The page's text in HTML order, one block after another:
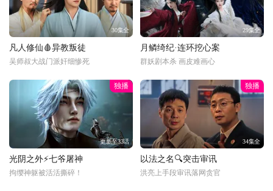
30集全
凡人修仙🩸异教叛徒
吴师叔大战门派奸细惨死
29集全
月鳞绮纪·连环挖心案
群妖剧本杀 画皮难画心
独播
更新至33话
光阴之外⚡七爷屠神
拘缨神躯被活活撕碎！
独播
34集全
以法之名🔍突击审讯
洪亮上手段审讯落网贪官